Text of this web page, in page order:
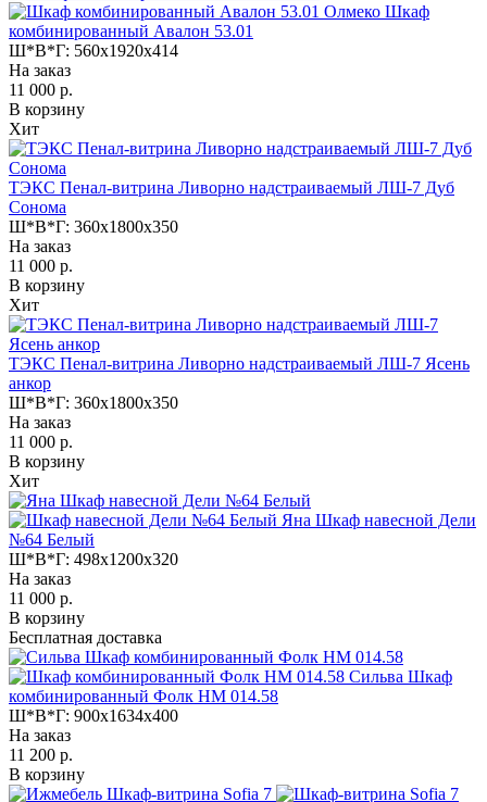
Олмеко Шкаф
комбинированный Авалон 53.01
Ш*В*Г: 560x1920x414
На заказ
11 000 р.
В корзину
Хит
ТЭКС Пенал-витрина Ливорно надстраиваемый ЛШ-7 Дуб
Сонома
Ш*В*Г: 360x1800x350
На заказ
11 000 р.
В корзину
Хит
ТЭКС Пенал-витрина Ливорно надстраиваемый ЛШ-7 Ясень
анкор
Ш*В*Г: 360x1800x350
На заказ
11 000 р.
В корзину
Хит
Яна Шкаф навесной Дели
№64 Белый
Ш*В*Г: 498x1200x320
На заказ
11 000 р.
В корзину
Бесплатная доставка
Сильва Шкаф
комбинированный Фолк НМ 014.58
Ш*В*Г: 900x1634x400
На заказ
11 200 р.
В корзину